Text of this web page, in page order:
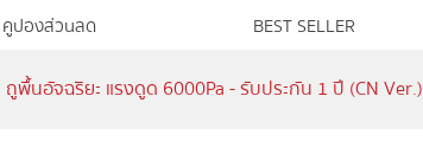
คูปองส่วนลด BEST SELLER
นอัจฉริยะ แรงดูด 6000Pa - รับประกัน 1 ปี (CN Ver.)